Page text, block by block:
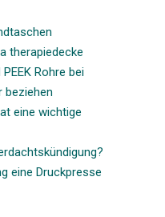
therapiedecke
Rohre bei
beziehen
eine wichtige
eine Druckpresse